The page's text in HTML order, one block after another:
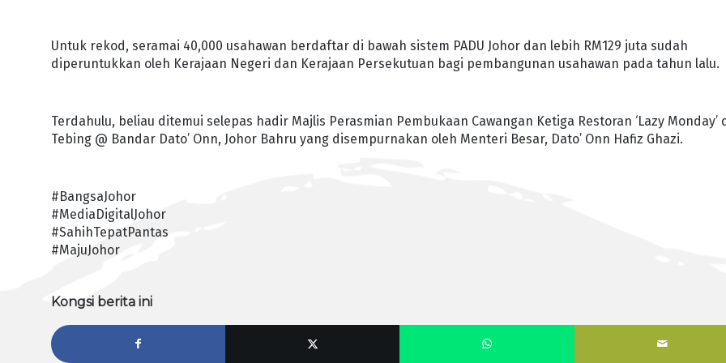
Untuk rekod, seramai 40,000 usahawan berdaftar di bawah sistem PADU Johor dan lebih RM129 juta sudah
diperuntukkan oleh Kerajaan Negeri dan Kerajaan Persekutuan bagi pembangunan usahawan pada tahun lalu.
Terdahulu, beliau ditemui selepas hadir Majlis Perasmian Pembukaan Cawangan Ketiga Restoran ‘Lazy Monday’
Tebing @ Bandar Dato’ Onn, Johor Bahru yang disempurnakan oleh Menteri Besar, Dato’ Onn Hafiz Ghazi.
#BangsaJohor
#MediaDigitalJohor
#SahihTepatPantas
#MajuJohor
Kongsi berita ini